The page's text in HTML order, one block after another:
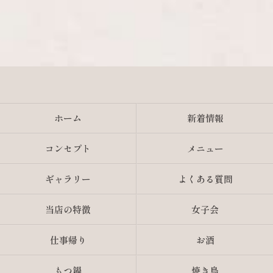
ホーム 新着情報
コンセプト メニュー
ギャラリー よくある質問
当店の特徴 女子会
仕事帰り お酒
もつ鍋 焼き鳥